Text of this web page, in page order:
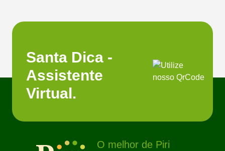
Santa Dica -
Assistente
Virtual.
O melhor de Piri